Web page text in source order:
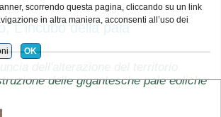
L'incubo della pala
delle gigantesche pale eoliche
scorrendo questa pagina, cliccando su un link
in altra maniera, acconsenti all’uso dei
OK